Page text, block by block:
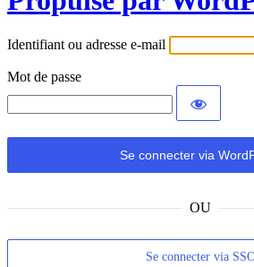
Identifiant ou adresse e-mail
Mot de passe
OU
Se connecter via